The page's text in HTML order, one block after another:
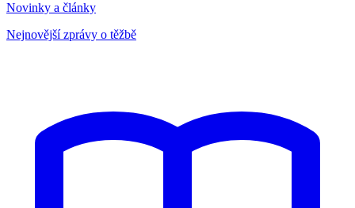
Novinky a články
Nejnovější zprávy o těžbě